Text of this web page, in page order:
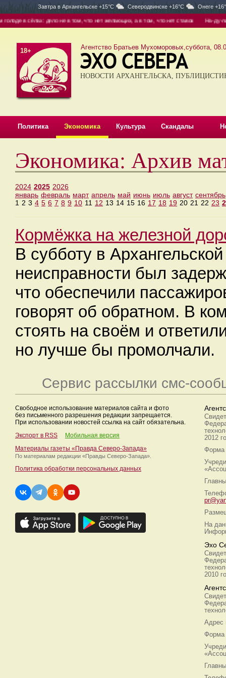
Завтра в Архангельске +15°C Северодвинске +16°C Онеге
в сёлах: дело не в том, что нет желающих, а в том, что нет ставок На-ду-ли:
18+ Агентство Братьев Мухоморовых,суббота,
НОВОСТИ АРХАНГЕЛЬСКА,
Политика Экономика Культура Скандалы
Экономика: Архив
2024 2025 2026
январь февраль март апрель май июнь июль август сентябрь
1 2 3 4 5 6 7 8 9 10 11 12 13 14 15 16 17 18 19 20 21 22 23
Кормёжка на железной
В субботу в
неисправности был
что обеспечили
говорят об обратном. В
стоять на своём и
но лучше бы промолчали.
Сервис рассылки смс-
Свободное использование материалов сайта и фото
без письменного разрешения редакции запрещается.
При использовании новостей ссылка на сайт обязательна.
Экспорт в RSS
Мобильная версия
Материалы газеты «Правда Северо-Запада»
По материалам редакции «Правды Северо-Запада».
Политика обработки персональных данных
2012
Форма
На
Эхо
2010
Адрес
Форма